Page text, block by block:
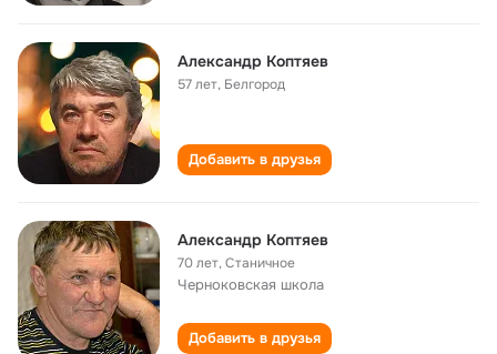
Александр Коптяев
57 лет, Белгород
Добавить в друзья
Александр Коптяев
70 лет,Станичное
Черноковская школа
Добавить в друзья